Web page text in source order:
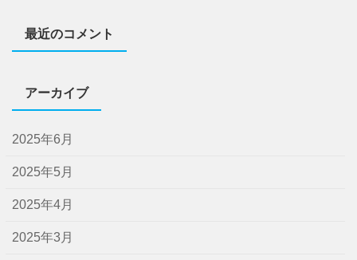
最近のコメント
アーカイブ
2025年6月
2025年5月
2025年4月
2025年3月